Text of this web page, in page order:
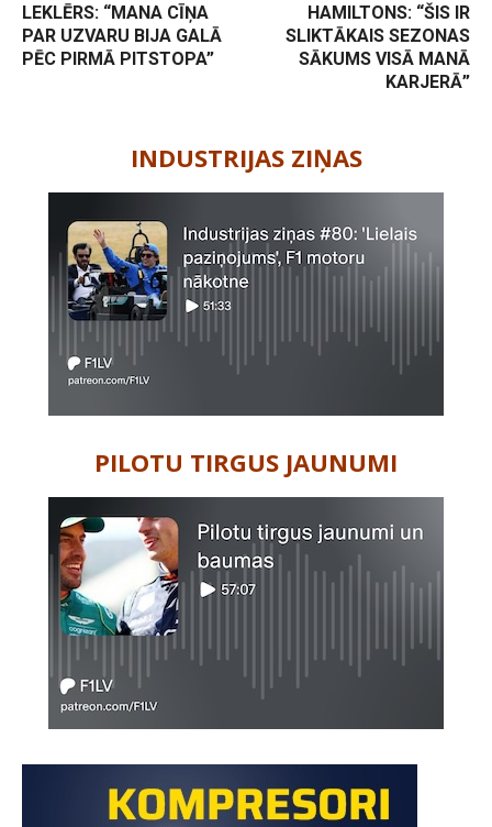
LEKLĒRS: “MANA CĪŅA
PAR UZVARU BIJA GALĀ
PĒC PIRMĀ PITSTOPA”
HAMILTONS: “ŠIS IR
SLIKTĀKAIS SEZONAS
SĀKUMS VISĀ MANĀ
KARJERĀ”
INDUSTRIJAS ZIŅAS
PILOTU TIRGUS JAUNUMI